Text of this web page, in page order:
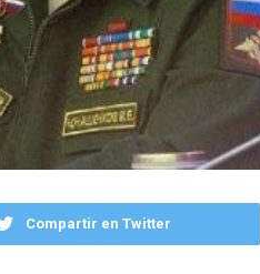
Compartir en Twitter